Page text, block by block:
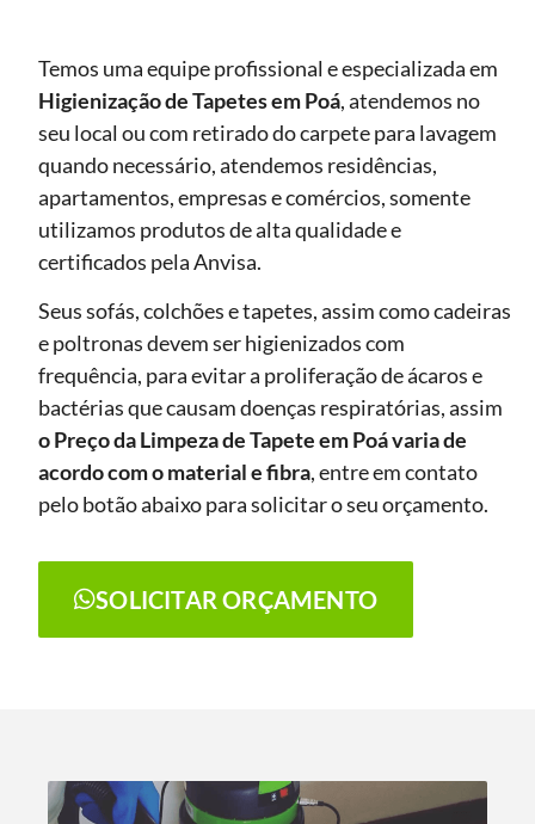
Temos uma equipe profissional e especializada em
Higienização de Tapetesem Poá, atendemos no
seu local ou com retirado do carpete para lavagem
quando necessário, atendemos residências,
apartamentos, empresas e comércios, somente
utilizamos produtos de alta qualidade e
certificados pela Anvisa.
Seus sofás, colchões e tapetes, assim como cadeiras
e poltronas devem ser higienizados com
frequência, para evitar a proliferação de ácaros e
bactérias que causam doenças respiratórias, assim
o Preço da Limpeza de Tapeteem Poávaria de
acordo com o material e fibra, entre em contato
pelo botão abaixo para solicitar o seu orçamento.
SOLICITAR ORÇAMENTO